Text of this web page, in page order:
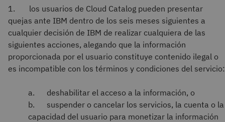
1. los usuarios de Cloud Catalog pueden presentar
quejas ante IBM dentro de los seis meses siguientes a
cualquier decisión de IBM de realizar cualquiera de las
siguientes acciones, alegando que la información
proporcionada por el usuario constituye contenido ilegal o
es incompatible con los términos y condiciones del servicio:
a. deshabilitar el acceso a la información, o
b. suspender o cancelar los servicios, la cuenta o la
capacidad del usuario para monetizar la información